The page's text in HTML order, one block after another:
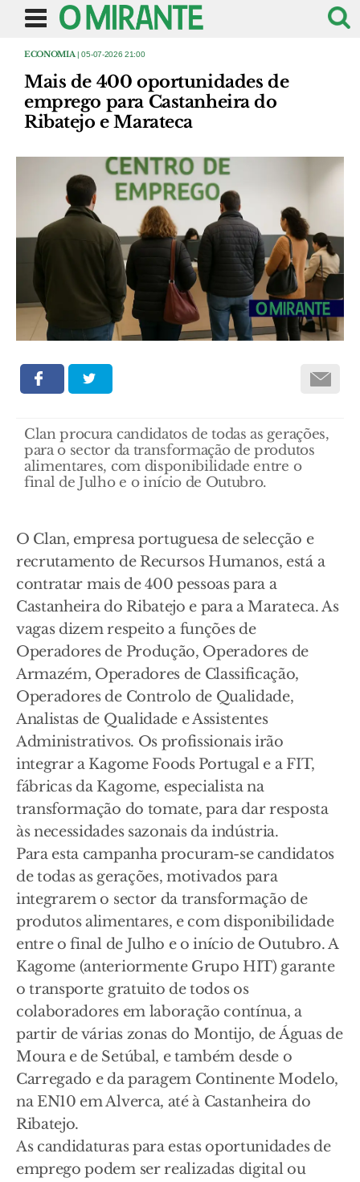
ECONOMIA | 05-07-2026 21:00
Mais de 400 oportunidades de
emprego para Castanheira do
Ribatejo e Marateca
Clan procura candidatos de todas as gerações,
para o sector da transformação de produtos
alimentares, com disponibilidade entre o
final de Julho e o início de Outubro.
O Clan, empresa portuguesa de selecção e
recrutamento de Recursos Humanos, está a
contratar mais de 400 pessoas para a
Castanheira do Ribatejo e para a Marateca. As
vagas dizem respeito a funções de
Operadores de Produção, Operadores de
Armazém, Operadores de Classificação,
Operadores de Controlo de Qualidade,
Analistas de Qualidade e Assistentes
Administrativos. Os profissionais irão
integrar a Kagome Foods Portugal e a FIT,
fábricas da Kagome, especialista na
transformação do tomate, para dar resposta
às necessidades sazonais da indústria.
Para esta campanha procuram-se candidatos
de todas as gerações, motivados para
integrarem o sector da transformação de
produtos alimentares, e com disponibilidade
entre o final de Julho e o início de Outubro. A
Kagome (anteriormente Grupo HIT) garante
o transporte gratuito de todos os
colaboradores em laboração contínua, a
partir de várias zonas do Montijo, de Águas de
Moura e de Setúbal, e também desde o
Carregado e da paragem Continente Modelo,
na EN10 em Alverca, até à Castanheira do
Ribatejo.
As candidaturas para estas oportunidades de
emprego podem ser realizadas digital ou